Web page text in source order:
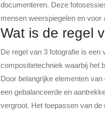
documenteren. Deze
mensen weerspiegelen en voor
Wat is de regel
De regel van 3 fotografie is een
compositietechniek waarbij het
Door belangrijke elementen
een gebalanceerde en
vergroot. Het toepassen van